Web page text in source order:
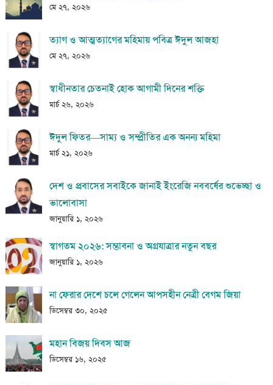
মে ২৭, ২০২৬
ত্যাগ ও আত্মত্যাগের মহিমায় পবিত্র ঈদুল আজহা
মে ২৭, ২০২৬
স্বাধীনতার চেতনাই হোক আগামী দিনের শক্তি
মার্চ ২৬, ২০২৬
ঈদুল ফিতর—সাম্য ও সম্প্রীতির এক অনন্য মহিমা
মার্চ ২১, ২০২৬
দেশ ও প্রবাসের সবাইকে জানাই ইংরেজি নববর্ষের শুভেচ্ছা ও
ভালোবাসা
জানুয়ারি ১, ২০২৬
স্বাগতম ২০২৬: সম্ভাবনা ও অগ্রযাত্রার নতুন বছর
জানুয়ারি ১, ২০২৬
না ফেরার দেশে চলে গেলেন আপসহীন নেত্রী বেগম জিয়া
ডিসেম্বর ৩০, ২০২৫
মহান বিজয় দিবস আজ
ডিসেম্বর ১৬, ২০২৫